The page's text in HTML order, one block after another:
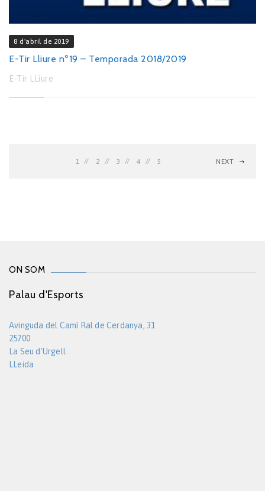
8 d'abril de 2019
E-Tir Lliure nº19 – Temporada 2018/2019
E-Tir LLiure
1 2 3 4 5 NEXT
ON SOM
Palau d'Esports
Avinguda del Camí Ral de Cerdanya, 31
25700
La Seu d'Urgell
LLeida